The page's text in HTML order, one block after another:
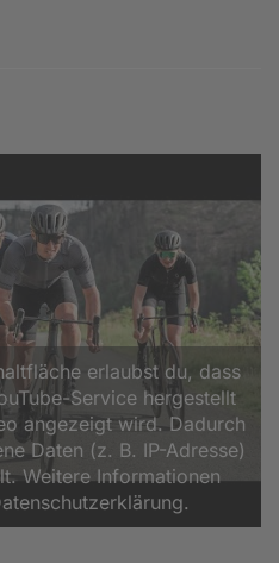
erlaubst du, dass
Service hergestellt
angezeigt wird. Dadurch
Daten (z. B. IP-Adresse)
Weitere Informationen